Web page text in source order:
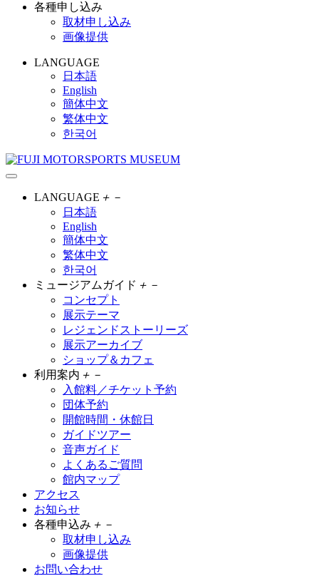
各種申し込み
取材申し込み
画像提供
LANGUAGE
日本語
English
簡体中文
繁体中文
한국어
LANGUAGE ＋ －
日本語
English
簡体中文
繁体中文
한국어
ミュージアムガイド ＋ －
コンセプト
展示テーマ
レジェンドストーリーズ
展示アーカイブ
ショップ＆カフェ
利用案内 ＋ －
入館料／チケット予約
団体予約
開館時間・休館日
ガイドツアー
音声ガイド
よくあるご質問
館内マップ
アクセス
お知らせ
各種申込み ＋ －
取材申し込み
画像提供
お問い合わせ